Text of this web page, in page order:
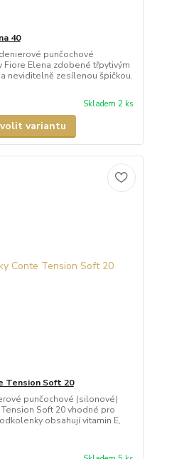
40
punčochové
Fiore Elena zdobené třpytivým
neviditelně zesílenou špičkou.
Skladem 2 ks
variantu
Tension Soft 20
punčochové (silonové)
Soft 20 vhodné pro
obsahují vitamin E,